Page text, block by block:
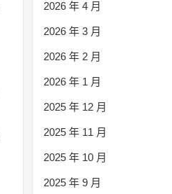
2026 年 4 月
2026 年 3 月
2026 年 2 月
2026 年 1 月
2025 年 12 月
2025 年 11 月
2025 年 10 月
2025 年 9 月